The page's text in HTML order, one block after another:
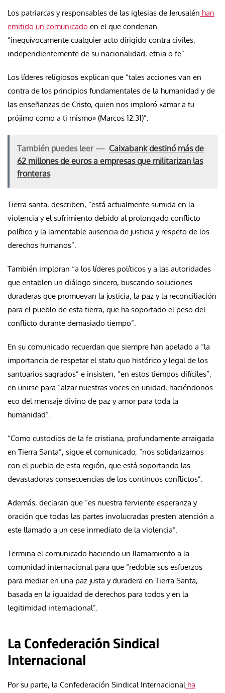
Los patriarcas y responsables de las iglesias de Jerusalén han
emitido un comunicado en el que condenan
“inequívocamente cualquier acto dirigido contra civiles,
independientemente de su nacionalidad, etnia o fe”.
Los líderes religiosos explican que “tales acciones van en
contra de los principios fundamentales de la humanidad y de
las enseñanzas de Cristo, quien nos imploró «amar a tu
prójimo como a ti mismo» (Marcos 12:31)”.
También puedes leer — Caixabank destinó más de
62 millones de euros a empresas que militarizan las
fronteras
Tierra santa, describen, “está actualmente sumida en la
violencia y el sufrimiento debido al prolongado conflicto
político y la lamentable ausencia de justicia y respeto de los
derechos humanos”.
También imploran “a los líderes políticos y a las autoridades
que entablen un diálogo sincero, buscando soluciones
duraderas que promuevan la justicia, la paz y la reconciliación
para el pueblo de esta tierra, que ha soportado el peso del
conflicto durante demasiado tiempo”.
En su comunicado recuerdan que siempre han apelado a “la
importancia de respetar el statu quo histórico y legal de los
santuarios sagrados” e insisten, “en estos tiempos difíciles”,
en unirse para “alzar nuestras voces en unidad, haciéndonos
eco del mensaje divino de paz y amor para toda la
humanidad”.
“Como custodios de la fe cristiana, profundamente arraigada
en Tierra Santa”, sigue el comunicado, “nos solidarizamos
con el pueblo de esta región, que está soportando las
devastadoras consecuencias de los continuos conflictos”.
Además, declaran que “es nuestra ferviente esperanza y
oración que todas las partes involucradas presten atención a
este llamado a un cese inmediato de la violencia”.
Termina el comunicado haciendo un llamamiento a la
comunidad internacional para que “redoble sus esfuerzos
para mediar en una paz justa y duradera en Tierra Santa,
basada en la igualdad de derechos para todos y en la
legitimidad internacional”.
La Confederación Sindical
Internacional
Por su parte, la Confederación Sindical Internacionalha